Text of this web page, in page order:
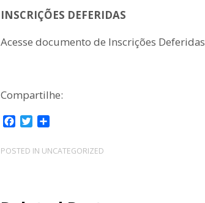
INSCRIÇÕES DEFERIDAS
Acesse documento de Inscrições Deferidas
Compartilhe:
c
e
i
t
m
p
POSTED IN UNCATEGORIZED